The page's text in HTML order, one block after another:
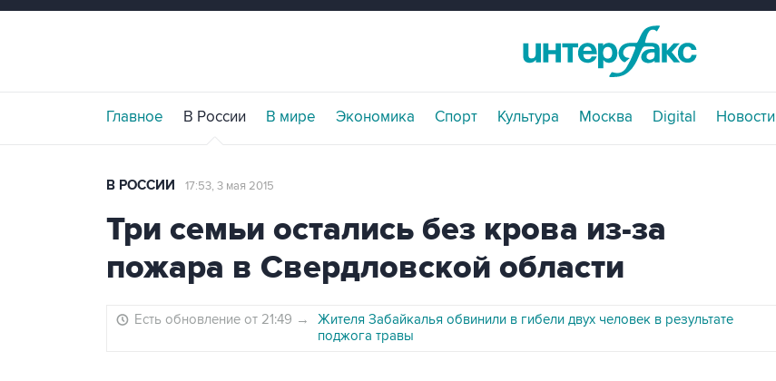
Главное В России В мире Экономика Спорт Культура Москва Digital Новости
В РОССИИ 17:53, 3 мая 2015
Три семьи остались без крова из-за
пожара в Свердловской области
Есть обновление от 21:49 →
Жителя Забайкалья обвинили в гибели двух человек в результате
поджога травы